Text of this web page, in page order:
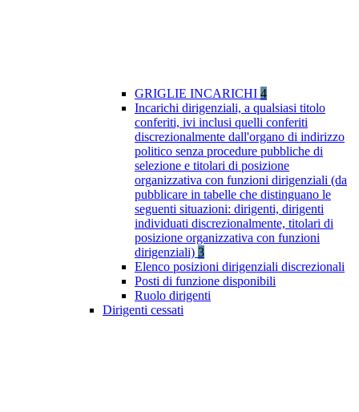
GRIGLIE INCARICHI 4
Incarichi dirigenziali, a qualsiasi titolo
conferiti, ivi inclusi quelli conferiti
discrezionalmente dall'organo di indirizzo
politico senza procedure pubbliche di
selezione e titolari di posizione
organizzativa con funzioni dirigenziali (da
pubblicare in tabelle che distinguano le
seguenti situazioni: dirigenti, dirigenti
individuati discrezionalmente, titolari di
posizione organizzativa con funzioni
dirigenziali) 3
Elenco posizioni dirigenziali discrezionali
Posti di funzione disponibili
Ruolo dirigenti
Dirigenti cessati